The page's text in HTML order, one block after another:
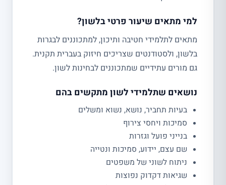
למי מתאים שיעור פרטי בלשון?
מתאים לתלמידי חטיבה ותיכון, למתכוננים לבגרות
בלשון, ולסטודנטים שצריכים חיזוק בעברית תקנית.
גם מורים עתידיים שמתכוננים לבחינות לשון.
נושאים שתלמידי לשון מתקשים בהם
בעיות תחביר, נושא, נשוא ומשלים
סמיכות ויחסי צירוף
בנייני פועל וגזרות
שם עצם, יידוע, סמיכות ונטייה
ניתוח לשוני של משפטים
שגיאות דקדוק נפוצות